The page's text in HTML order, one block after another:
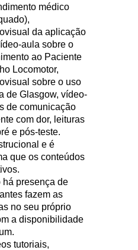
médico
da aplicação
aula sobre o
ao Paciente
Locomotor,
sobre o uso
de Glasgow, vídeo-
de comunicação
com dor, leituras
e pós-teste.
e é
que os conteúdos
há presença de
fazem as
no seu próprio
a disponibilidade
tutoriais,